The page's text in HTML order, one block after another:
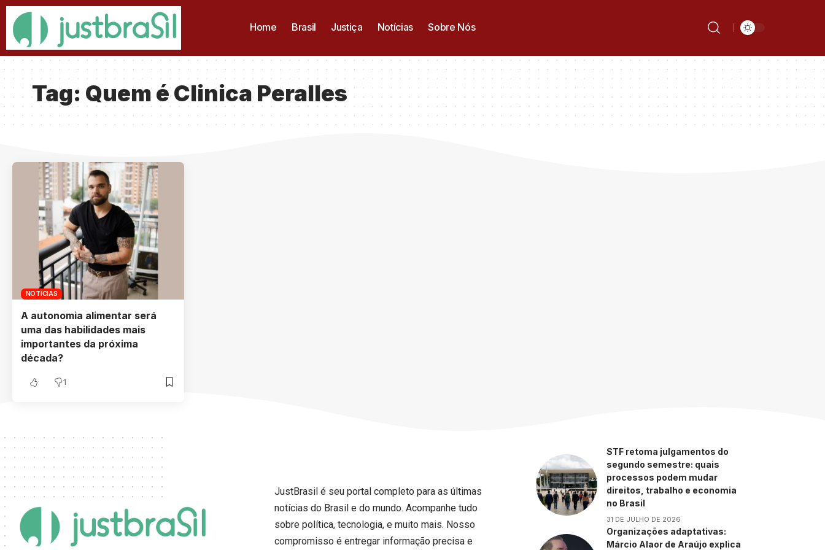
Home Brasil Justiça Notícias Sobre Nós
Tag: Quem é Clinica Peralles
NOTÍCIAS
A autonomia alimentar será
uma das habilidades mais
importantes da próxima
década?
1
JustBrasil é seu portal completo para as últimas
notícias do Brasil e do mundo. Acompanhe tudo
sobre política, tecnologia, e muito mais. Nosso
compromisso é entregar informação precisa e
STF retoma julgamentos do
segundo semestre: quais
processos podem mudar
direitos, trabalho e economia
no Brasil
31 DE JULHO DE 2026
Organizações adaptativas:
Márcio Alaor de Araújo explica